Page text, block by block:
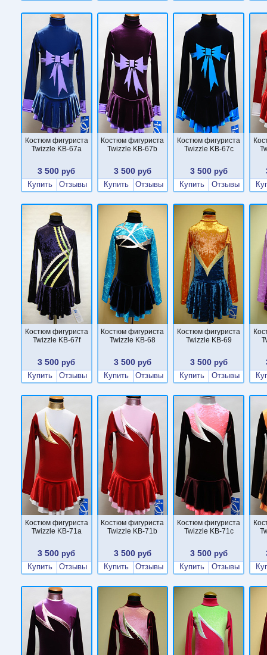
Костюм фигуриста
Twizzle KB-67a
3 500 руб
Купить
Отзывы
Костюм фигуриста
Twizzle KB-67b
3 500 руб
Купить
Отзывы
Костюм фигуриста
Twizzle KB-67c
3 500руб
Купить
Отзывы
Костюм фигуриста
Twizzle KB-67f
3 500 руб
Купить
Отзывы
Костюм фигуриста
Twizzle KB-68
3 500 руб
Купить
Отзывы
Костюм фигуриста
Twizzle KB-69
3 500руб
Купить
Отзывы
Костюм фигуриста
Twizzle KB-71a
3 500 руб
Купить
Отзывы
Костюм фигуриста
Twizzle KB-71b
3 500 руб
Купить
Отзывы
Костюм фигуриста
Twizzle KB-71c
3 500руб
Купить
Отзывы